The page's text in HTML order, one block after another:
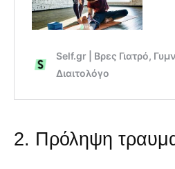
2. Πρόληψη